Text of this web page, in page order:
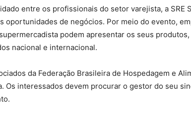
entre os profissionais do setor varejista, a SRE
oportunidades de negócios. Por meio do evento,
podem apresentar os seus
nacional e internacional.
da Federação Brasileira de Hospedagem e
Os interessados devem procurar o gestor do seu